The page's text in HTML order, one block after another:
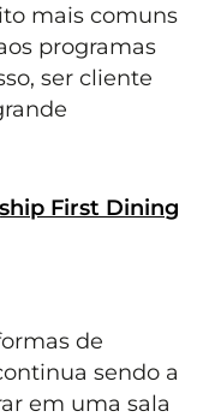
mais comuns
programas
ser cliente
First Dining
de
sendo a
em uma sala